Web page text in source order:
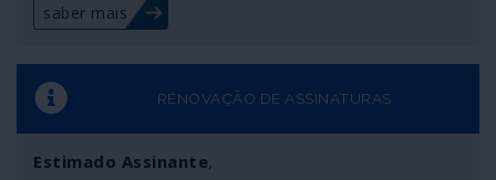
saber mais
RENOVAÇÃO DE ASSINATURAS
Estimado Assinante,